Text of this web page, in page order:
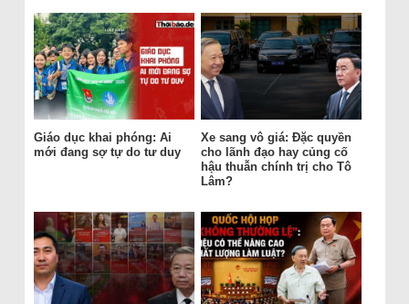
Giáo dục khai phóng: Ai
mới đang sợ tự do tư duy
Xe sang vô giá: Đặc quyền
cho lãnh đạo hay củng cố
hậu thuẫn chính trị cho Tô
Lâm?